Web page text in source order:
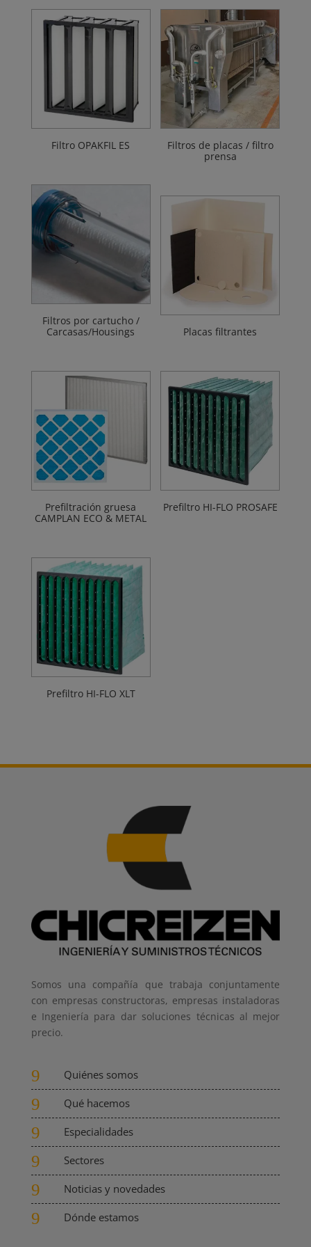
Filtro OPAKFIL ES
Filtros de placas / filtro
prensa
Filtros por cartucho /
Carcasas/Housings
Placas filtrantes
Prefiltración gruesa
CAMPLAN ECO & METAL
Prefiltro HI-FLO PROSAFE
Prefiltro HI-FLO XLT
Somos una compañía que trabaja conjuntamente
con empresas constructoras, empresas instaladoras
e Ingeniería para dar soluciones técnicas al mejor
precio.
9 Quiénes somos
9 Qué hacemos
9 Especialidades
9 Sectores
9 Noticias y novedades
9 Dónde estamos